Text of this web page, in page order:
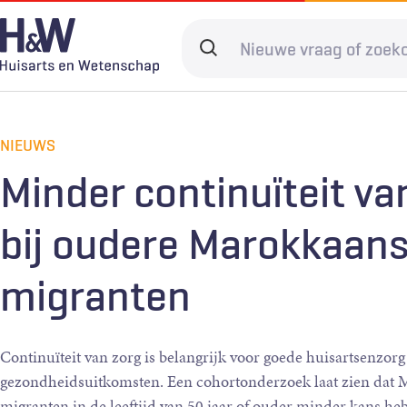
Overslaan
en
naar
gaan
Search
Digitale zorg Levenseinde
NIEUWS
Minder continuïteit
bij oudere
migranten
Continuïteit van zorg is belangrijk voor goede huisartsenzorg
gezondheidsuitkomsten. Een cohortonderzoek laat zien dat